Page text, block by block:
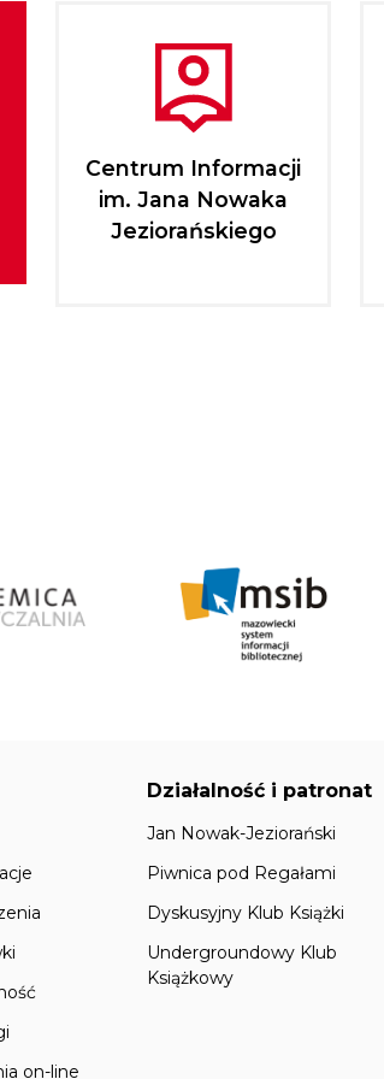
Centrum Informacji
im. Jana Nowaka
Jeziorańskiego
on-line
Działalność i patronat
Jan Nowak-Jeziorański
Piwnica pod Regałami
Dyskusyjny Klub Książki
Undergroundowy Klub
Książkowy